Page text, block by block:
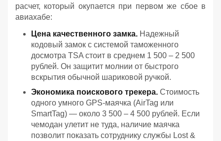
расчет, который окупается при первом же сбое в
авиахабе:
Цена качественного замка. Надежный
кодовый замок с системой таможенного
досмотра TSA стоит в среднем 1 500 – 2 500
рублей. Он защитит молнии от быстрого
вскрытия обычной шариковой ручкой.
Экономика поискового трекера. Стоимость
одного умного GPS-маячка (AirTag или
SmartTag) — около 3 500 – 4 500 рублей. Если
чемодан улетит не туда, наличие маячка
позволит показать сотруднику службы Lost &